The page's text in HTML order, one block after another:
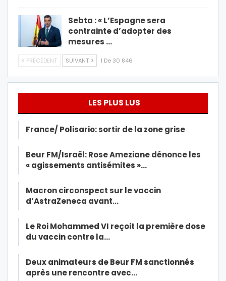
Sebta : « L’Espagne sera
contrainte d’adopter des
mesures …
PRÉCÉDENT SUIVANT 1 De 30 846
LES PLUS LUS
France/ Polisario: sortir de la zone grise
Beur FM/Israël: Rose Ameziane dénonce les
« agissements antisémites »…
Macron circonspect sur le vaccin
d’AstraZeneca avant…
Le Roi Mohammed VI reçoit la première dose
du vaccin contre la…
Deux animateurs de Beur FM sanctionnés
après une rencontre avec…